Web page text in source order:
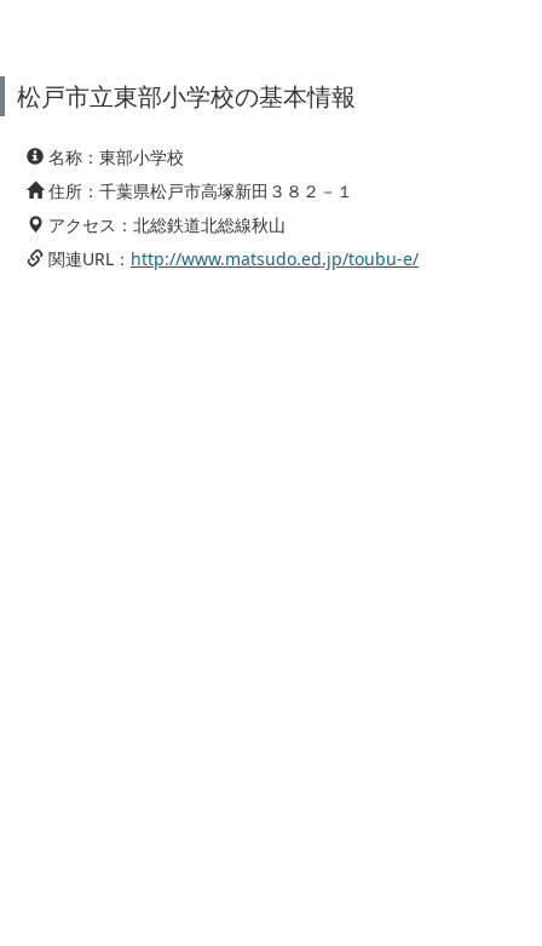
松戸市立東部小学校の基本情報
名称：東部小学校
住所：千葉県松戸市高塚新田３８２－１
アクセス：北総鉄道北総線秋山
関連URL： http://www.matsudo.ed.jp/toubu-e/